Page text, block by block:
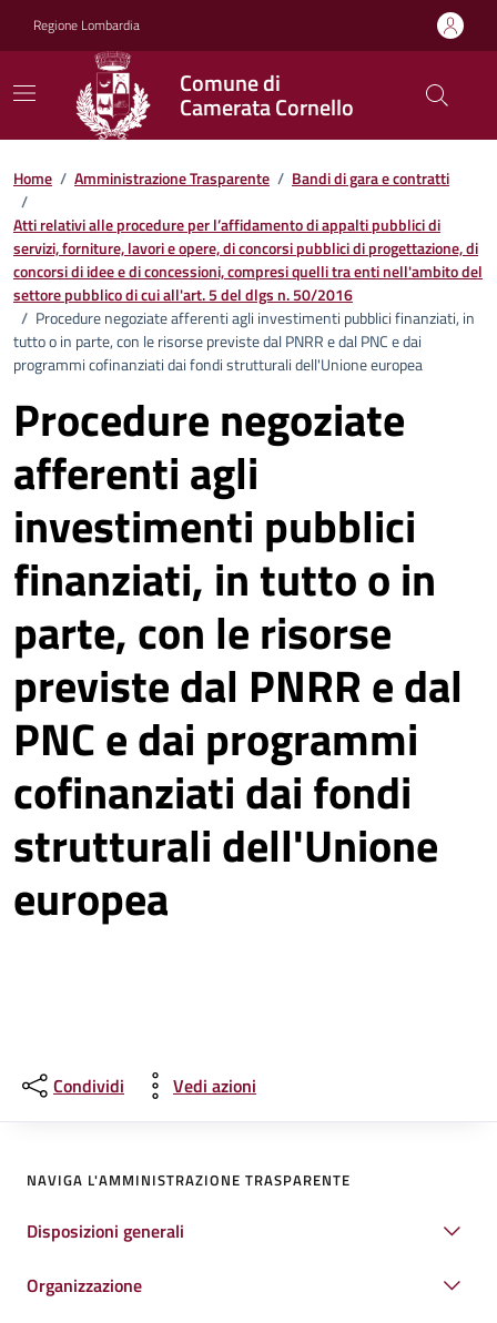
Regione Lombardia
Comune di
Camerata Cornello
Home / Amministrazione Trasparente / Bandi di gara e contratti
/
Atti relativi alle procedure per l’affidamento di appalti pubblici di
servizi, forniture, lavori e opere, di concorsi pubblici di progettazione, di
concorsi di idee e di concessioni, compresi quelli tra enti nell'ambito del
settore pubblico di cui all'art. 5 del dlgs n. 50/2016
/ Procedure negoziate afferenti agli investimenti pubblici finanziati, in
tutto o in parte, con le risorse previste dal PNRR e dal PNC e dai
programmi cofinanziati dai fondi strutturali dell'Unione europea
Procedure negoziate
afferenti agli
investimenti pubblici
finanziati, in tutto o in
parte, con le risorse
previste dal PNRR e dal
PNC e dai programmi
cofinanziati dai fondi
strutturali dell'Unione
europea
Condividi Vedi azioni
NAVIGA L'AMMINISTRAZIONE TRASPARENTE
Disposizioni generali
Organizzazione